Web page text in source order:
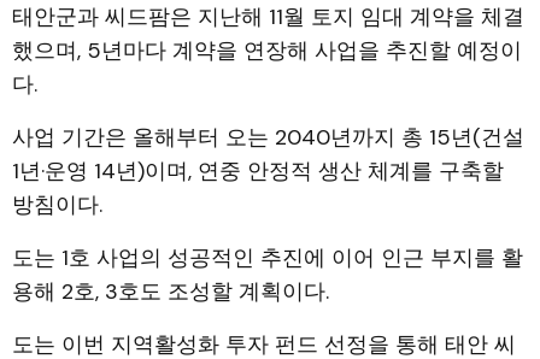
태안군과 씨드팜은 지난해 11월 토지 임대 계약을 체결
했으며, 5년마다 계약을 연장해 사업을 추진할 예정이
다.
사업 기간은 올해부터 오는 2040년까지 총 15년(건설
1년·운영 14년)이며, 연중 안정적 생산 체계를 구축할
방침이다.
도는 1호 사업의 성공적인 추진에 이어 인근 부지를 활
용해 2호, 3호도 조성할 계획이다.
도는 이번 지역활성화 투자 펀드 선정을 통해 태안 씨